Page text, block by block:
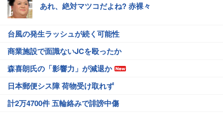
あれ、絶対マツコだよね? 赤裸々
台風の発生ラッシュが続く可能性
商業施設で面識ないJCを殴ったか
森喜朗氏の「影響力」が減退か
日本郵便シス障 荷物受け取れず
計2万4700件 五輪絡みで誹謗中傷